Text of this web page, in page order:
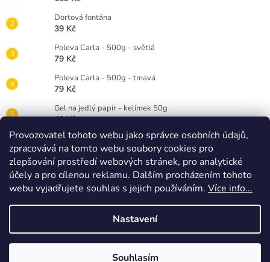
Provozovatel tohoto webu jako správce osobních údajů,
zpracovává na tomto webu soubory cookies pro
zlepšování prostředí webových stránek, pro analytické
účely a pro cílenou reklamu. Dalším procházením tohoto
webu vyjadřujete souhlas s jejich používáním. Více info...
Nastavení
Souhlasím
Dortová fontána
39 Kč
Poleva Carla - 500g - světlá
79 Kč
Poleva Carla - 500g - tmavá
79 Kč
Gel na jedlý papír - kelímek 50g
49 Kč
Gelová barva Wilton 28g - červená RED
89 Kč
Dortová svíčka číslice bílá - 3
25 Kč
Vytvořil Shoptet
Timidekor. Všechna práva vyhrazena.